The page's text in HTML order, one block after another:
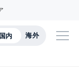
国内 海外